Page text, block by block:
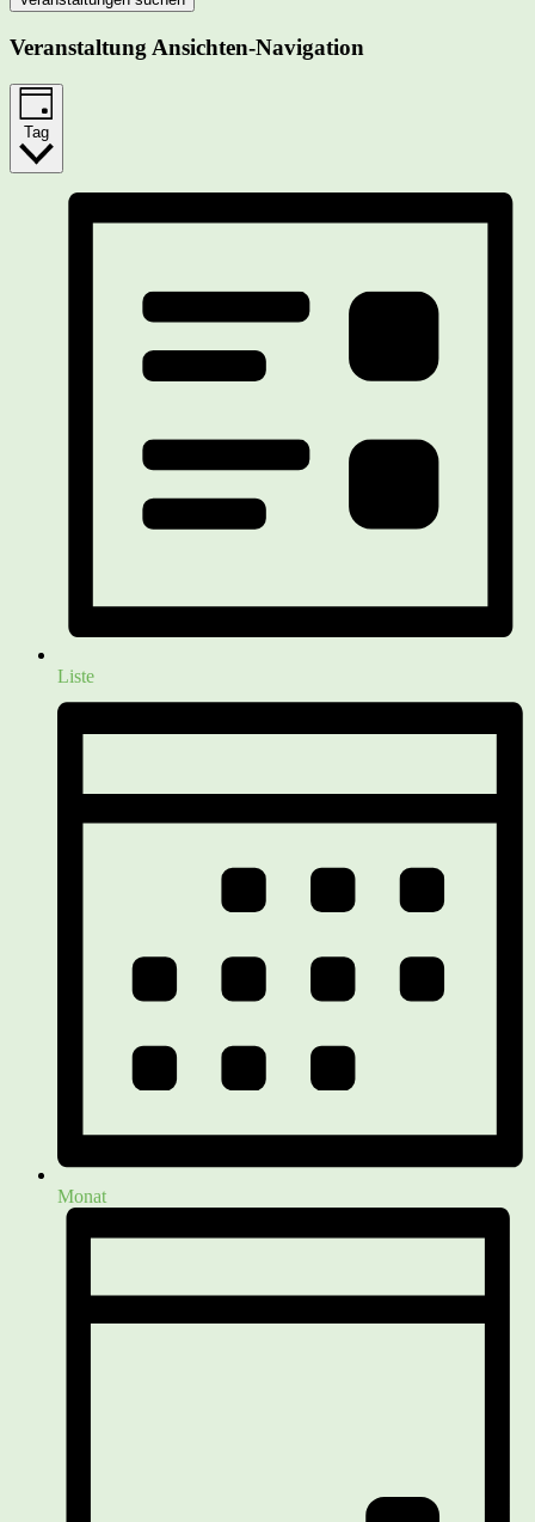
Veranstaltung Ansichten-Navigation
Tag
Liste
Monat